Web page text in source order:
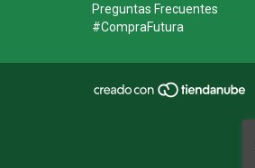
Preguntas Frecuentes
#CompraFutura